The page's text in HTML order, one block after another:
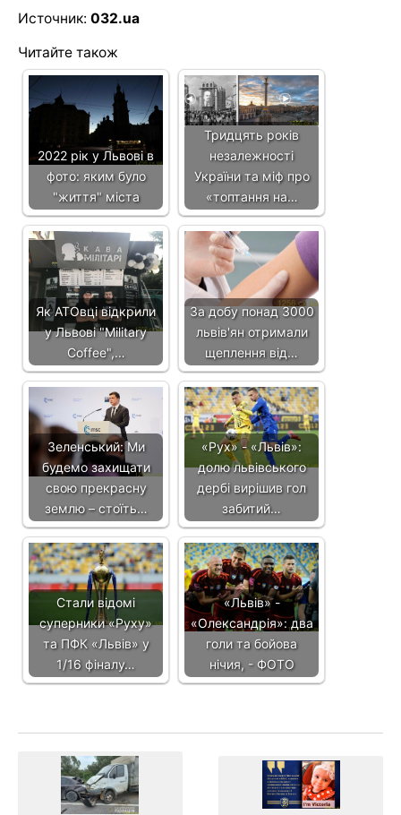
Источник: 032.ua
Читайте також
2022 рік у Львові в
фото: яким було
"життя" міста
Тридцять років
незалежності
України та міф про
«топтання на…
Як АТОвці відкрили
у Львові "Military
Coffee",…
За добу понад 3000
львів'ян отримали
щеплення від…
Зеленський: Ми
будемо захищати
свою прекрасну
землю – стоїть…
«Рух» - «Львів»:
долю львівського
дербі вирішив гол
забитий…
Стали відомі
суперники «Руху»
та ПФК «Львів» у
1/16 фіналу…
«Львів» -
«Олександрія»: два
голи та бойова
нічия, - ФОТО